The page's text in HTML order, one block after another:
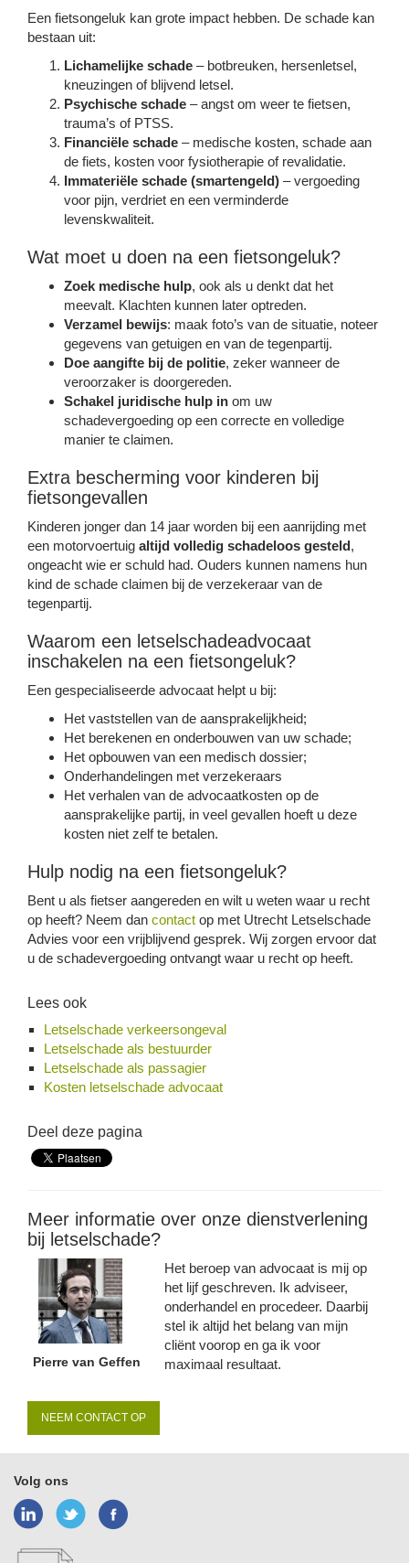
Een fietsongeluk kan grote impact hebben. De schade kan
bestaan uit:
Lichamelijke schade – botbreuken, hersenletsel,
kneuzingen of blijvend letsel.
Psychische schade – angst om weer te fietsen,
trauma’s of PTSS.
Financiële schade – medische kosten, schade aan
de fiets, kosten voor fysiotherapie of revalidatie.
Immateriële schade (smartengeld) – vergoeding
voor pijn, verdriet en een verminderde
levenskwaliteit.
Wat moet u doen na een fietsongeluk?
Zoek medische hulp, ook als u denkt dat het
meevalt. Klachten kunnen later optreden.
Verzamel bewijs: maak foto’s van de situatie, noteer
gegevens van getuigen en van de tegenpartij.
Doe aangifte bij de politie, zeker wanneer de
veroorzaker is doorgereden.
Schakel juridische hulp in om uw
schadevergoeding op een correcte en volledige
manier te claimen.
Extra bescherming voor kinderen bij
fietsongevallen
Kinderen jonger dan 14 jaar worden bij een aanrijding met
een motorvoertuig altijd volledig schadeloos gesteld,
ongeacht wie er schuld had. Ouders kunnen namens hun
kind de schade claimen bij de verzekeraar van de
tegenpartij.
Waarom een letselschadeadvocaat
inschakelen na een fietsongeluk?
Een gespecialiseerde advocaat helpt u bij:
Het vaststellen van de aansprakelijkheid;
Het berekenen en onderbouwen van uw schade;
Het opbouwen van een medisch dossier;
Onderhandelingen met verzekeraars
Het verhalen van de advocaatkosten op de
aansprakelijke partij, in veel gevallen hoeft u deze
kosten niet zelf te betalen.
Hulp nodig na een fietsongeluk?
Bent u als fietser aangereden en wilt u weten waar u recht
op heeft? Neem dan contact op met Utrecht Letselschade
Advies voor een vrijblijvend gesprek. Wij zorgen ervoor dat
u de schadevergoeding ontvangt waar u recht op heeft.
Lees ook
Letselschade verkeersongeval
Letselschade als bestuurder
Letselschade als passagier
Kosten letselschade advocaat
Deel deze pagina
Meer informatie over onze dienstverlening
bij letselschade?
Pierre van Geffen
Het beroep van advocaat is mij op
het lijf geschreven. Ik adviseer,
onderhandel en procedeer. Daarbij
stel ik altijd het belang van mijn
cliënt voorop en ga ik voor
maximaal resultaat.
NEEM CONTACT OP
Volg ons